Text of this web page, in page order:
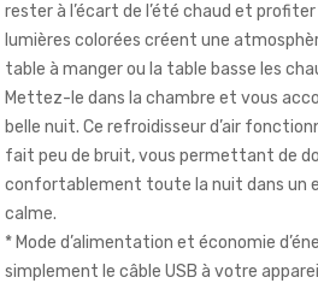
rester à l’écart de l’été chaud et profiter
lumières colorées créent une
table à manger ou la table basse les
Mettez-le dans la chambre et vous
belle nuit. Ce refroidisseur d’air
fait peu de bruit, vous permettant de
confortablement toute la nuit dans un
calme.
* Mode d’alimentation et économie
simplement le câble USB à votre